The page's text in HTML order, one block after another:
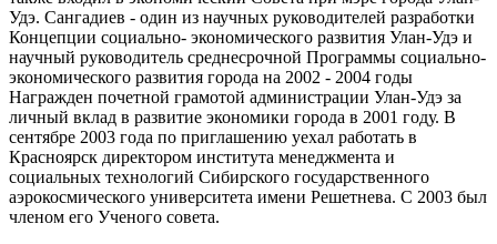
Удэ. Сангадиев - один из научных руководителей разработки
Концепции социально- экономического развития Улан-Удэ и
научный руководитель среднесрочной Программы социально-
экономического развития города на 2002 - 2004 годы
Награжден почетной грамотой администрации Улан-Удэ за
личный вклад в развитие экономики города в 2001 году. В
сентябре 2003 года по приглашению уехал работать в
Красноярск директором института менеджмента и
социальных технологий Сибирского государственного
аэрокосмического университета имени Решетнева. С 2003 был
членом его Ученого совета.